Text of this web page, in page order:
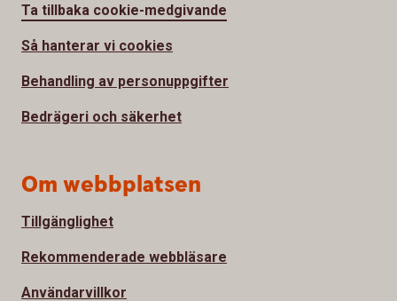
Ta tillbaka cookie-medgivande
Så hanterar vi cookies
Behandling av personuppgifter
Bedrägeri och säkerhet
Om webbplatsen
Tillgänglighet
Rekommenderade webbläsare
Användarvillkor